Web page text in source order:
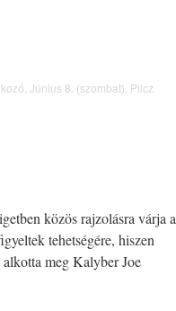
Június 8. (szombat) Pilcz
közös rajzolásra várja a
tehetségére, hiszen
meg Kalyber Joe